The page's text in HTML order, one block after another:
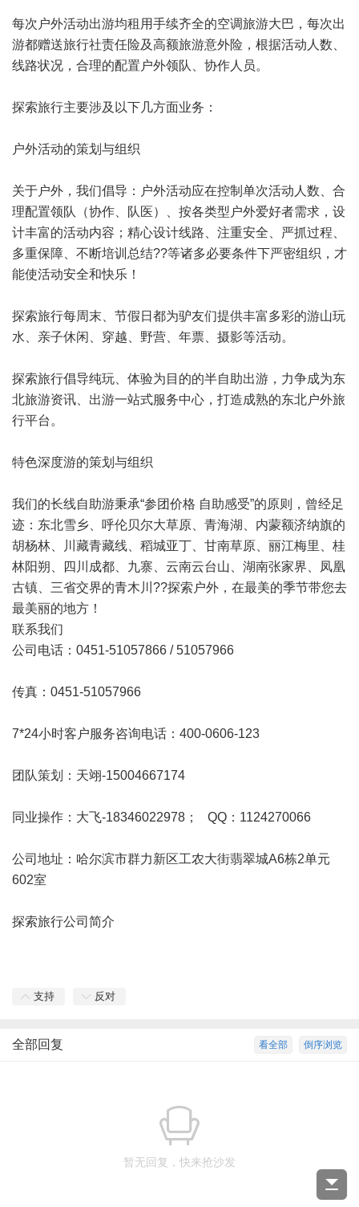
每次户外活动出游均租用手续齐全的空调旅游大巴，每次出
游都赠送旅行社责任险及高额旅游意外险，根据活动人数、
线路状况，合理的配置户外领队、协作人员。
探索旅行主要涉及以下几方面业务：
户外活动的策划与组织
关于户外，我们倡导：户外活动应在控制单次活动人数、合
理配置领队（协作、队医）、按各类型户外爱好者需求，设
计丰富的活动内容；精心设计线路、注重安全、严抓过程、
多重保障、不断培训总结??等诸多必要条件下严密组织，才
能使活动安全和快乐！
探索旅行每周末、节假日都为驴友们提供丰富多彩的游山玩
水、亲子休闲、穿越、野营、年票、摄影等活动。
探索旅行倡导纯玩、体验为目的的半自助出游，力争成为东
北旅游资讯、出游一站式服务中心，打造成熟的东北户外旅
行平台。
特色深度游的策划与组织
我们的长线自助游秉承“参团价格 自助感受”的原则，曾经足
迹：东北雪乡、呼伦贝尔大草原、青海湖、内蒙额济纳旗的
胡杨林、川藏青藏线、稻城亚丁、甘南草原、丽江梅里、桂
林阳朔、四川成都、九寨、云南云台山、湖南张家界、凤凰
古镇、三省交界的青木川??探索户外，在最美的季节带您去
最美丽的地方！
联系我们
公司电话：0451-51057866 / 51057966
传真：0451-51057966
7*24小时客户服务咨询电话：400-0606-123
团队策划：天翊-15004667174
同业操作：大飞-18346022978； QQ：1124270066
公司地址：哈尔滨市群力新区工农大街翡翠城A6栋2单元
602室
探索旅行公司简介
支持 反对
倒序浏览
看全部
全部回复
暂无回复，快来抢沙发